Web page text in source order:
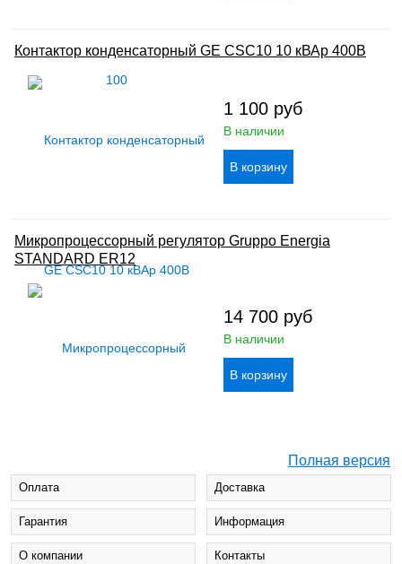
Контактор конденсаторный GE CSC10 10 кВАр 400В
1 100 руб
В наличии
Микропроцессорный регулятор Gruppo Energia
STANDARD ER12
14 700 руб
В наличии
Полная версия
Оплата Доставка
Гарантия Информация
О компании Контакты